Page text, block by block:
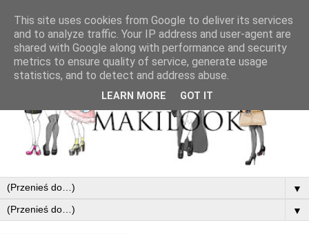
▼
▼
This site uses cookies from Google to deliver its services
and to analyze traffic. Your IP address and user-agent are
shared with Google along with performance and security
metrics to ensure quality of service, generate usage
statistics, and to detect and address abuse.
LEARN MORE GOT IT